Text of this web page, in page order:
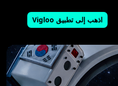
اذهب إلى تطبيق Vigloo